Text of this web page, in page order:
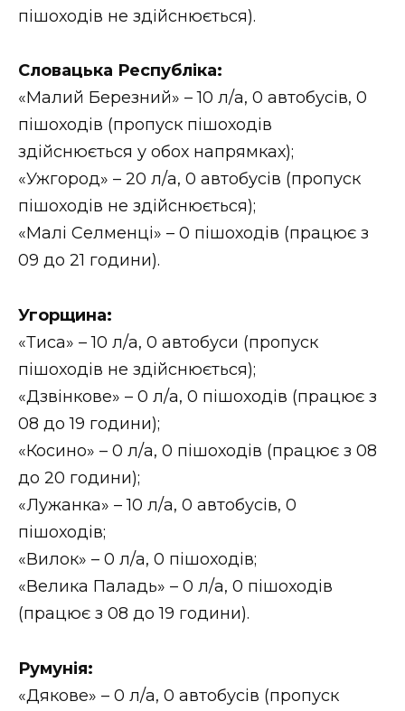
пішоходів не здійснюється).
Словацька Республіка:
«Малий Березний» – 10 л/а, 0 автобусів, 0
пішоходів (пропуск пішоходів
здійснюється у обох напрямках);
«Ужгород» – 20 л/а, 0 автобусів (пропуск
пішоходів не здійснюється);
«Малі Селменці» – 0 пішоходів (працює з
09 до 21 години).
Угорщина:
«Тиса» – 10 л/а, 0 автобуси (пропуск
пішоходів не здійснюється);
«Дзвінкове» – 0 л/а, 0 пішоходів (працює з
08 до 19 години);
«Косино» – 0 л/а, 0 пішоходів (працює з 08
до 20 години);
«Лужанка» – 10 л/а, 0 автобусів, 0
пішоходів;
«Вилок» – 0 л/а, 0 пішоходів;
«Велика Паладь» – 0 л/а, 0 пішоходів
(працює з 08 до 19 години).
Румунія:
«Дякове» – 0 л/а, 0 автобусів (пропуск